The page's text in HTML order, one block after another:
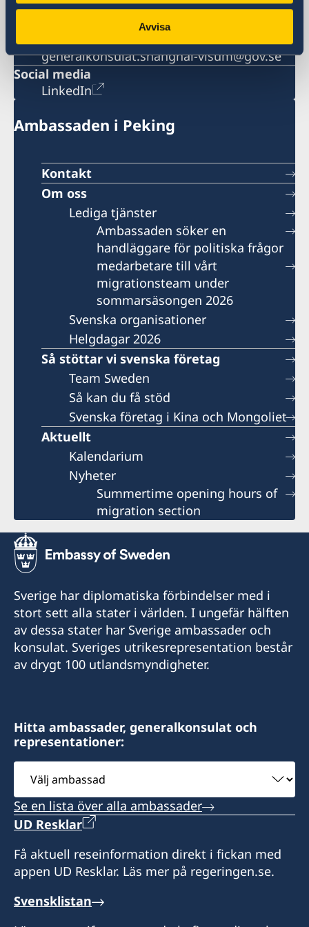
Avvisa
Allmänna förfrågningar
generalkonsulat.shanghai@gov.se
generalkonsulat.shanghai-visum@gov.se
Social media
LinkedIn
Ambassaden i Peking
Kontakt
Om oss
Lediga tjänster
Ambassaden söker en
handläggare för politiska frågor
medarbetare till vårt
migrationsteam under
sommarsäsongen 2026
Svenska organisationer
Helgdagar 2026
Så stöttar vi svenska företag
Team Sweden
Så kan du få stöd
Svenska företag i Kina och Mongoliet
Aktuellt
Kalendarium
Nyheter
Summertime opening hours of
migration section
Sverige har diplomatiska förbindelser med i
stort sett alla stater i världen. I ungefär hälften
av dessa stater har Sverige ambassader och
konsulat. Sveriges utrikesrepresentation består
av drygt 100 utlandsmyndigheter.
Hitta ambassader, generalkonsulat och
representationer:
Välj
ambassad
Se en lista över alla ambassader
UD Resklar
Få aktuell reseinformation direkt i fickan med
appen UD Resklar. Läs mer på regeringen.se.
Svensklistan